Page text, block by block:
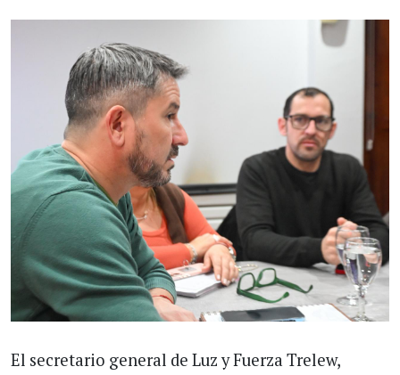
El secretario general de Luz y Fuerza Trelew,